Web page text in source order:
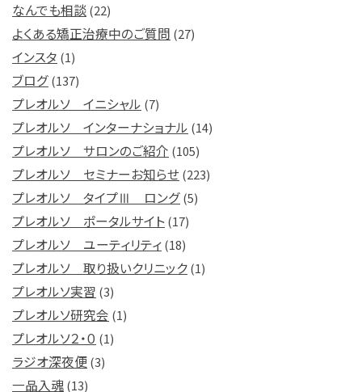
なんでも相談(22)
よくある矯正治療中のご質問 (27)
インスタ (1)
ブログ(137)
プレオルソ イニシャル (7)
プレオルソ インターナショナル (14)
プレオルソ サロンのご紹介 (105)
プレオルソ セミナーお知らせ(223)
プレオルソ タイプⅢ ロング(5)
プレオルソ ポータルサイト(17)
プレオルソ ユーティリティ(18)
プレオルソ 取り扱いクリニック(1)
プレオルソ実習 (3)
プレオルソ研究会 (1)
プレオルソ２・０ (1)
ラジオ深夜便(3)
一品入魂(13)